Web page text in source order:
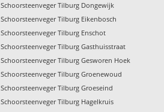
Schoorsteenveger Tilburg Dongewijk
Schoorsteenveger Tilburg Eikenbosch
Schoorsteenveger Tilburg Enschot
Schoorsteenveger Tilburg Gasthuisstraat
Schoorsteenveger Tilburg Gesworen Hoek
Schoorsteenveger Tilburg Groenewoud
Schoorsteenveger Tilburg Groeseind
Schoorsteenveger Tilburg Hagelkruis